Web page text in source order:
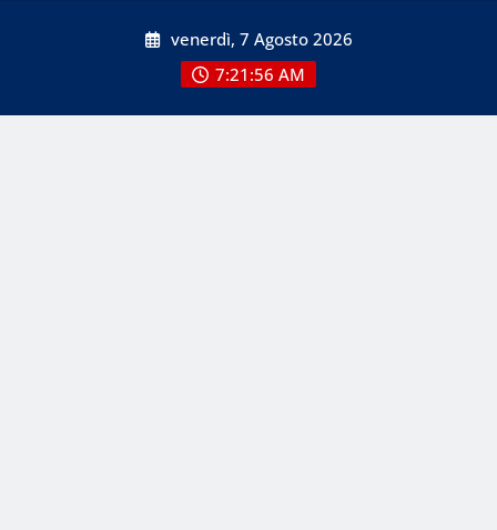
venerdì, 7 Agosto 2026
7:21:56 AM